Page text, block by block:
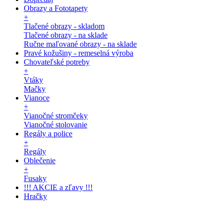
Obrazy a Fototapety
+
Tlačené obrazy - skladom
Tlačené obrazy - na sklade
Ručne maľované obrazy - na sklade
Pravé kožušiny - remeselná výroba
Chovateľské potreby
+
Vtáky
Mačky
Vianoce
+
Vianočné stromčeky
Vianočné stolovanie
Regály a police
+
Regály
Oblečenie
+
Fusaky
!!! AKCIE a zľavy !!!
Hračky